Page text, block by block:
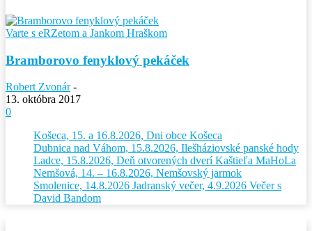
Varte s eRZetom a Jankom Hraškom
Bramborovo fenyklový pekáček
Robert Zvonár -
13. októbra 2017
0
Košeca, 15. a 16.8.2026, Dni obce Košeca
Dubnica nad Váhom, 15.8.2026, Ilešháziovské panské hody
Ladce, 15.8.2026, Deň otvorených dverí Kaštieľa MaHoLa
Nemšová, 14. – 16.8.2026, Nemšovský jarmok
Smolenice, 14.8.2026 Jadranský večer, 4.9.2026 Večer s
David Bandom